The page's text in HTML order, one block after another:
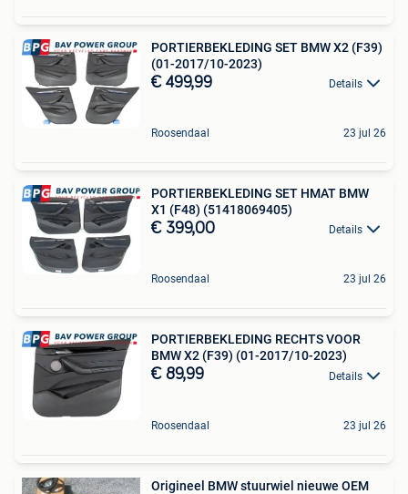
PORTIERBEKLEDING SET BMW X2 (F39)
(01-2017/10-2023)
€ 499,99 Details
Roosendaal 23 jul 26
PORTIERBEKLEDING SET HMAT BMW
X1 (F48) (51418069405)
€ 399,00 Details
Roosendaal 23 jul 26
PORTIERBEKLEDING RECHTS VOOR
BMW X2 (F39) (01-2017/10-2023)
€ 89,99 Details
Roosendaal 23 jul 26
Origineel BMW stuurwiel nieuwe OEM